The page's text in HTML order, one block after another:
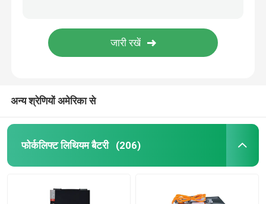
अन्य श्रेणियों अमेरिका से
फोर्कलिफ्ट लिथियम बैटरी (206)